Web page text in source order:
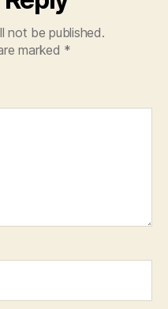
not be published.
marked *